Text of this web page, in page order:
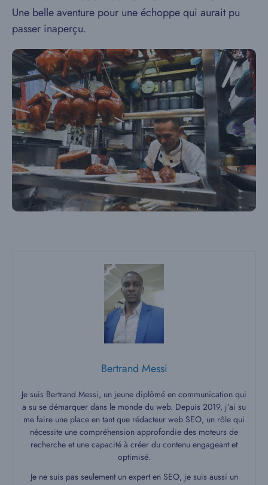
Une belle aventure pour une échoppe qui aurait pu
passer inaperçu.
Bertrand Messi
Je suis Bertrand Messi, un jeune diplômé en communication qui
a su se démarquer dans le monde du web. Depuis 2019, j’ai su
me faire une place en tant que rédacteur web SEO, un rôle qui
nécessite une compréhension approfondie des moteurs de
recherche et une capacité à créer du contenu engageant et
optimisé.
Je ne suis pas seulement un expert en SEO, je suis aussi un